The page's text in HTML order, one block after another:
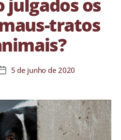
julgados os
tratos
5 de junho de 2020